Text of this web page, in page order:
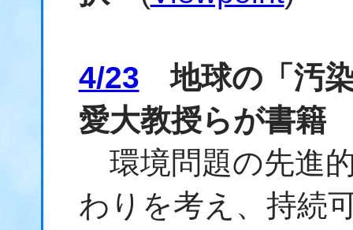
4/23 地球の「汚
愛大教授らが書籍
環境問題の先進
わりを考え、持続